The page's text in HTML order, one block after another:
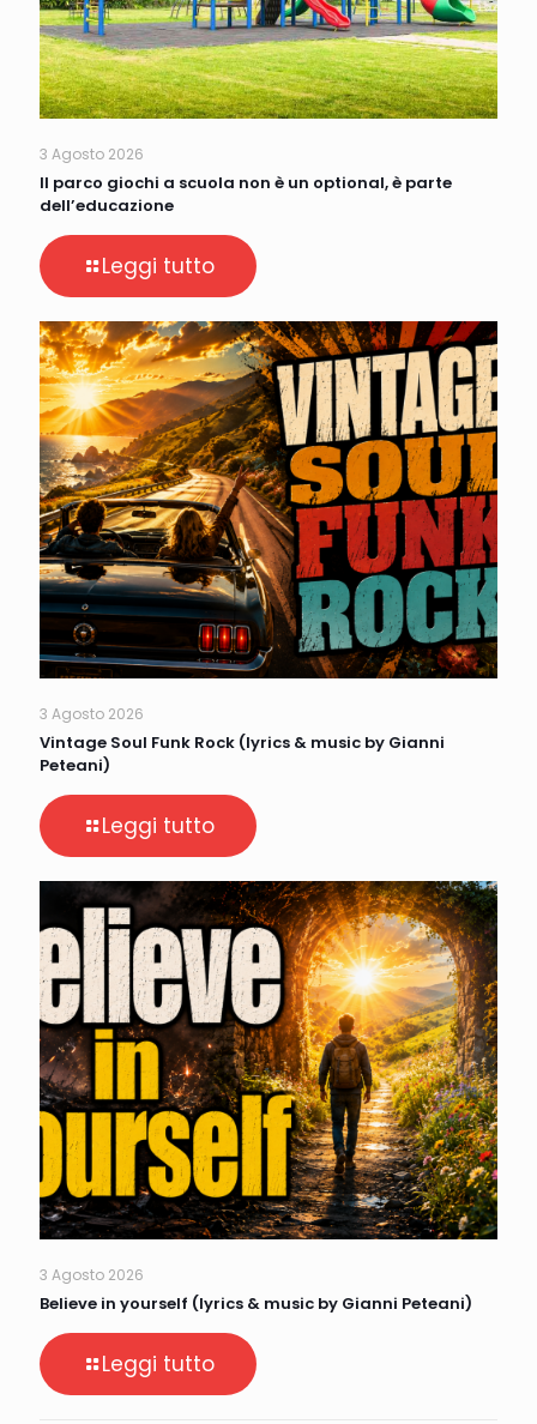
3 Agosto 2026
Il parco giochi a scuola non è un optional, è parte
dell’educazione
Leggi tutto
3 Agosto 2026
Vintage Soul Funk Rock (lyrics & music by Gianni
Peteani)
Leggi tutto
3 Agosto 2026
Believe in yourself (lyrics & music by Gianni Peteani)
Leggi tutto